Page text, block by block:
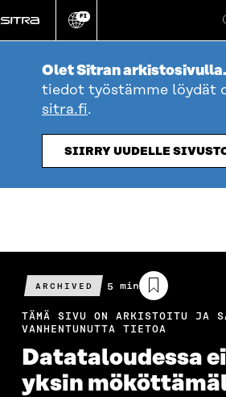
suoraan
sisältöön
Vaihda
kieli
FI
Olet Sitran arkistosivulla.
tiedot työstämme löydät
sitra.fi.
SIIRRY UUDELLE
ARCHIVED
Arvioitu
lukuaika
5 min
TÄMÄ SIVU ON ARKISTOITU JA
VANHENTUNUTTA TIETOA
Datataloudessa
yksin